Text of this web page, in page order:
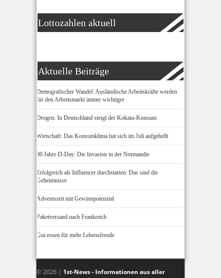
Lottozahlen aktuell
Aktuelle Beiträge
Demografischer Wandel: Ausländische Arbeitskräfte werden
für den Arbeitsmarkt immer wichtiger
Drogen: In Deutschland steigt der Kokain-Konsum
Wirtschaft: Das Konsumklima hat sich im Juli aufgehellt
80 Jahre D-Day: Die Invasion in der Normandie
Erfolgreich als Influencer durchstarten: Das sind die
Geheimnisse
Adventszeit mit Gewinnpotenzial
Paketversand nach Frankreich
Gut essen für mehr Lebensfreude
© 2026 | 1st-News - Informationen aus aller